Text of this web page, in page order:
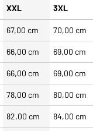
XXL 3XL
67,00 cm 70,00 cm
66,00 cm 69,00 cm
66,00 cm 69,00 cm
78,00 cm 80,00 cm
82,00 cm 84,00 cm